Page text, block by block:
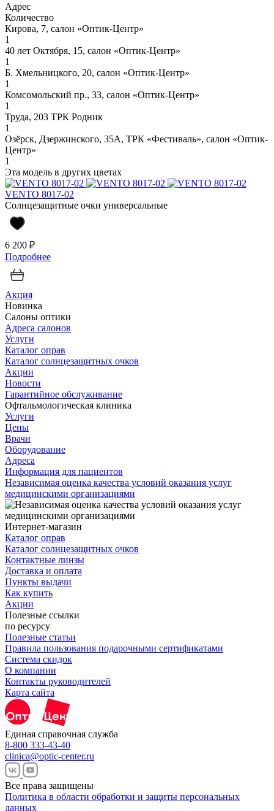
Адрес
Количество
Кирова, 7, салон «Оптик-Центр»
1
40 лет Октября, 15, салон «Оптик-Центр»
1
Б. Хмельницкого, 20, салон «Оптик-Центр»
1
Комсомольский пр., 33, салон «Оптик-Центр»
1
Труда, 203 ТРК Родник
1
Озёрск, Дзержинского, 35А, ТРК «Фестиваль», салон «Оптик-
Центр»
1
Эта модель в других цветах
VENTO 8017-02
Солнцезащитные очки универсальные
6 200 ₽
Подробнее
Акция
Новинка
Салоны оптики
Адреса салонов
Услуги
Каталог оправ
Каталог солнцезащитных очков
Акции
Новости
Гарантийное обслуживание
Офтальмологическая клиника
Услуги
Цены
Врачи
Оборудование
Адреса
Информация для пациентов
Независимая оценка качества условий оказания услуг
медицинскими организациями
Интернет-магазин
Каталог оправ
Каталог солнцезащитных очков
Контактные линзы
Доставка и оплата
Пункты выдачи
Как купить
Акции
Полезные ссылки
по ресурсу
Полезные статьи
Правила пользования подарочными сертификатами
Система скидок
О компании
Контакты руководителей
Карта сайта
Единая справочная служба
8-800 333-43-40
clinica@optic-center.ru
Все права защищены
Политика в области обработки и защиты персональных
данных